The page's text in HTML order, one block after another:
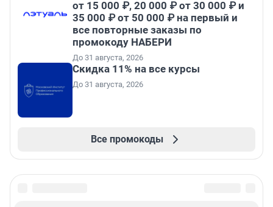
от 15 000 ₽, 20 000 ₽ от 30 000 ₽ и
35 000 ₽ от 50 000 ₽ на первый и
все повторные заказы по
промокоду НАБЕРИ
До 31 августа, 2026
Скидка 11% на все курсы
До 31 августа, 2026
Все промокоды